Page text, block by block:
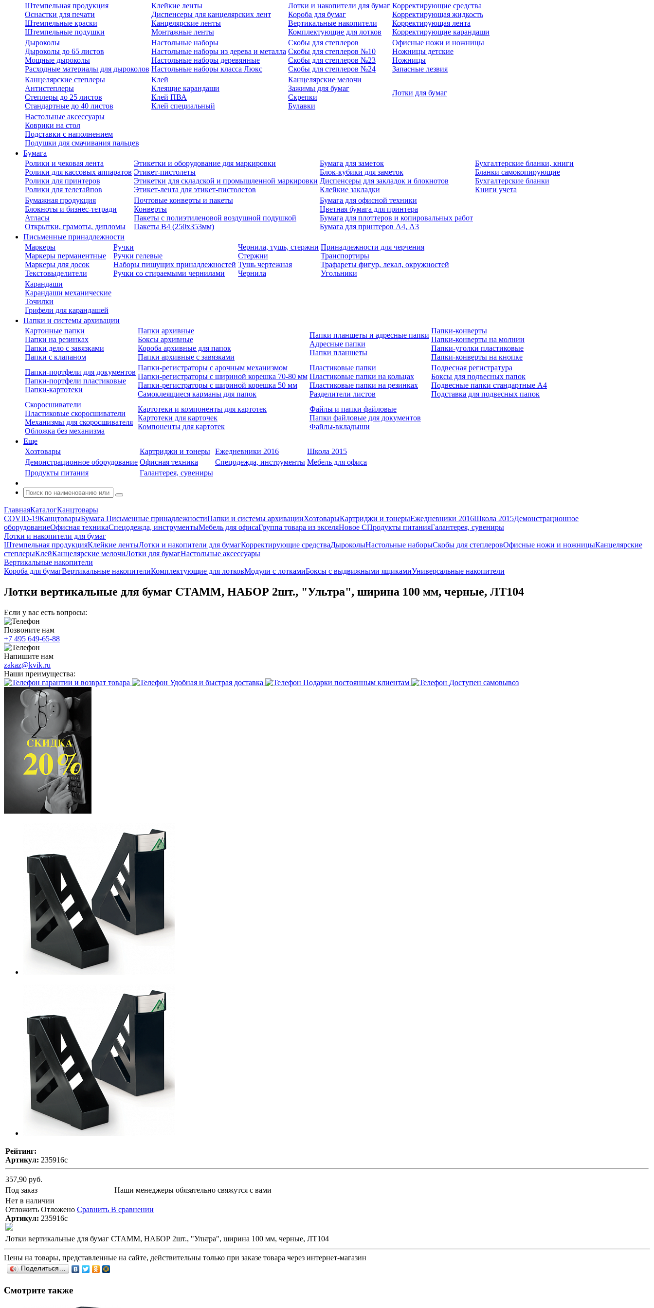
Штемпельная продукция
Оснастки для печати
Штемпельные краски
Штемпельные подушки
Клейкие ленты
Диспенсеры для канцелярских лент
Канцелярские ленты
Монтажные ленты
Лотки и накопители для бумаг
Короба для бумаг
Вертикальные накопители
Комплектующие для лотков
Корректирующие средства
Корректирующая жидкость
Корректирующая лента
Корректирующие карандаши
Дыроколы
Дыроколы до 65 листов
Мощные дыроколы
Расходные материалы для дыроколов
Настольные наборы
Настольные наборы из дерева и металла
Настольные наборы деревянные
Настольные наборы класса Люкс
Скобы для степлеров
Скобы для степлеров №10
Скобы для степлеров №23
Скобы для степлеров №24
Офисные ножи и ножницы
Ножницы детские
Ножницы
Запасные лезвия
Канцелярские степлеры
Антистеплеры
Степлеры до 25 листов
Стандартные до 40 листов
Клей
Клеящие карандаши
Клей ПВА
Клей специальный
Канцелярские мелочи
Зажимы для бумаг
Скрепки
Булавки
Лотки для бумаг
Настольные аксессуары
Коврики на стол
Подставки с наполнением
Подушки для смачивания пальцев
Бумага
Ролики и чековая лента
Ролики для кассовых аппаратов
Ролики для принтеров
Ролики для телетайпов
Этикетки и оборудование для маркировки
Этикет-пистолеты
Этикетки для складской и промышленной маркировки
Этикет-лента для этикет-пистолетов
Бумага для заметок
Блок-кубики для заметок
Диспенсеры для закладок и блокнотов
Клейкие закладки
Бухгалтерские бланки, книги
Бланки самокопирующие
Бухгалтерские бланки
Книги учета
Бумажная продукция
Блокноты и бизнес-тетради
Атласы
Открытки, грамоты, дипломы
Почтовые конверты и пакеты
Конверты
Пакеты с полиэтиленовой воздушной подушкой
Пакеты В4 (250х353мм)
Бумага для офисной техники
Цветная бумага для принтера
Бумага для плоттеров и копировальных работ
Бумага для принтеров А4, А3
Письменные принадлежности
Маркеры
Маркеры перманентные
Маркеры для досок
Текстовыделители
Ручки
Ручки гелевые
Наборы пишущих принадлежностей
Ручки со стираемыми чернилами
Чернила, тушь, стержни
Стержни
Тушь чертежная
Чернила
Принадлежности для черчения
Транспортиры
Трафареты фигур, лекал, окружностей
Угольники
Карандаши
Карандаши механические
Точилки
Грифели для карандашей
Папки и системы архивации
Картонные папки
Папки на резинках
Папки дело с завязками
Папки с клапаном
Папки архивные
Боксы архивные
Короба архивные для папок
Папки архивные с завязками
Папки планшеты и адресные папки
Адресные папки
Папки планшеты
Папки-конверты
Папки-конверты на молнии
Папки-уголки пластиковые
Папки-конверты на кнопке
Папки-портфели для документов
Папки-портфели пластиковые
Папки-картотеки
Папки-регистраторы с арочным механизмом
Папки-регистраторы с шириной корешка 70-80 мм
Папки-регистраторы с шириной корешка 50 мм
Самоклеящиеся карманы для папок
Пластиковые папки
Пластиковые папки на кольцах
Пластиковые папки на резинках
Разделители листов
Подвесная регистратура
Боксы для подвесных папок
Подвесные папки стандартные А4
Подставка для подвесных папок
Скоросшиватели
Пластиковые скоросшиватели
Механизмы для скоросшивателя
Обложка без механизма
Картотеки и компоненты для картотек
Картотеки для карточек
Компоненты для картотек
Файлы и папки файловые
Папки файловые для документов
Файлы-вкладыши
Еще
Хозтовары
Картриджи и тонеры Ежедневники 2016
Школа 2015
Демонстрационное оборудование Офисная техника Спецодежда, инструменты Мебель для офиса
Продукты питания
Галантерея, сувениры
ГлавнаяКаталогКанцтовары
COVID-19КанцтоварыБумага Письменные принадлежностиПапки и системы архивацииХозтоварыКартриджи и тонерыЕжедневники 2016Школа 2015Демонстрационное
оборудованиеОфисная техникаСпецодежда, инструментыМебель для офисаГруппа товара из экселяНовое СПродукты питанияГалантерея, сувениры
Лотки и накопители для бумаг
Штемпельная продукцияКлейкие лентыЛотки и накопители для бумагКорректирующие средстваДыроколыНастольные наборыСкобы для степлеровОфисные ножи и ножницыКанцелярские
степлерыКлейКанцелярские мелочиЛотки для бумагНастольные аксессуары
Вертикальные накопители
Короба для бумагВертикальные накопителиКомплектующие для лотковМодули с лоткамиБоксы с выдвижными ящикамиУниверсальные накопители
Лотки вертикальные для бумаг СТАММ, НАБОР 2шт., "Ультра", ширина 100 мм, черные, ЛТ104
Если у вас есть вопросы:
Позвоните нам
+7 495 649-65-88
Напишите нам
zakaz@kvik.ru
Наши преимущества:
гарантии и возврат товара
Удобная и быстрая доставка Подарки постоянным клиентам Доступен самовывоз
Рейтинг:
Артикул: 235916с
357,90 руб.
Под заказ
Наши менеджеры обязательно свяжутся с вами
Нет в наличии
Отложить Отложено Сравнить В сравнении
Артикул: 235916с
Лотки вертикальные для бумаг СТАММ, НАБОР 2шт., "Ультра", ширина 100 мм, черные, ЛТ104
Цены на товары, представленные на сайте, действительны только при заказе товара через интернет-магазин
Поделиться…
Смотрите также